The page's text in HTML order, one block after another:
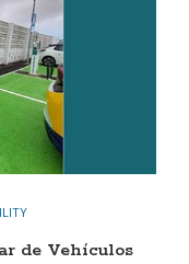
de Vehículos